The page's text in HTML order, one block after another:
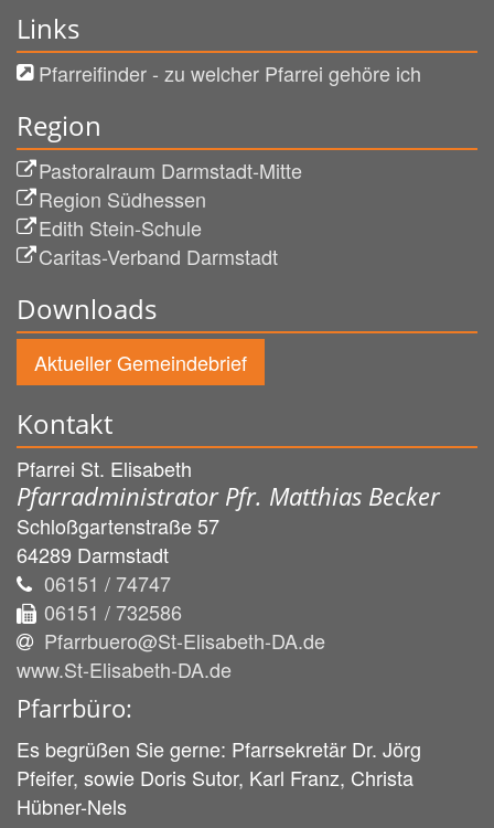
Links
Pfarreifinder - zu welcher Pfarrei gehöre ich
Region
Pastoralraum Darmstadt-Mitte
Region Südhessen
Edith Stein-Schule
Caritas-Verband Darmstadt
Downloads
Aktueller Gemeindebrief
Kontakt
Pfarrei St. Elisabeth
Pfarradministrator Pfr. Matthias Becker
Schloßgartenstraße 57
64289 Darmstadt
06151 / 74747
06151 / 732586
Pfarrbuero@St-Elisabeth-DA.de
www.St-Elisabeth-DA.de
Pfarrbüro:
Es begrüßen Sie gerne: Pfarrsekretär Dr. Jörg
Pfeifer, sowie Doris Sutor, Karl Franz, Christa
Hübner-Nels